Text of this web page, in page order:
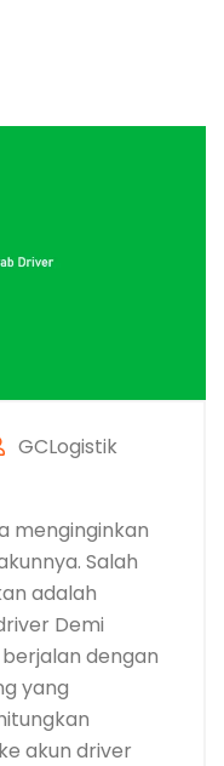
GCLogistik
menginginkan
Salah
adalah
Demi
dengan
yang
akun driver